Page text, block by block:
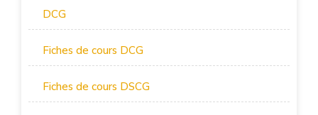
DCG
Fiches de cours DCG
Fiches de cours DSCG